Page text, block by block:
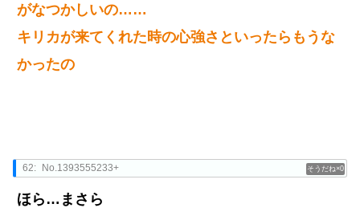
がなつかしいの……
キリカが来てくれた時の心強さといったらもうな
かったの
0
62: No.1393555233+
ほら…まさら